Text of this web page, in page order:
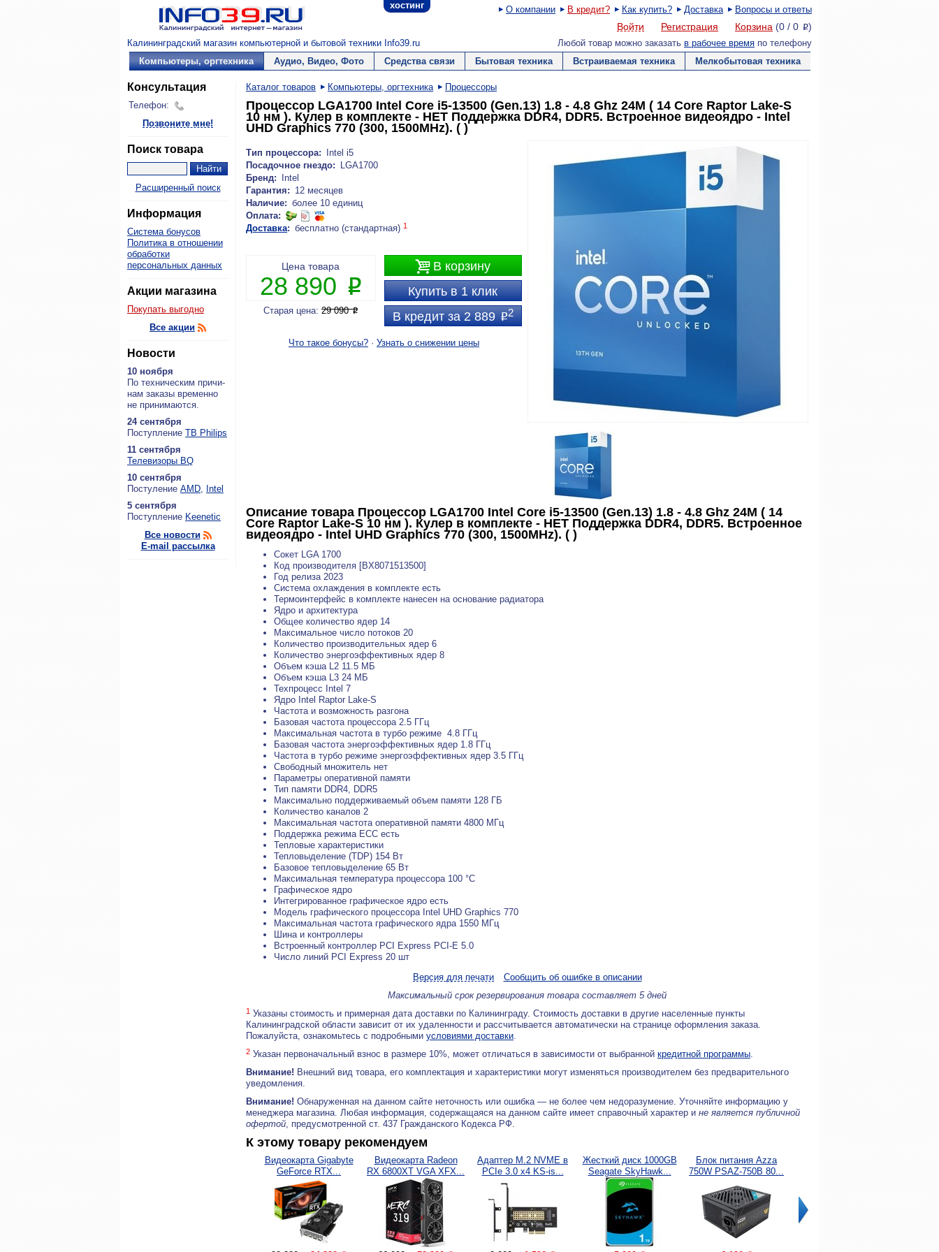
хостинг О компании В кредит? Как купить? Доставка Вопросы и ответы
Войти Регистрация Корзина (0 / 0 P)
Калининградский магазин компьютерной и бытовой техники Info39.ru Любой товар можно заказать в рабочее время по телефону
Компьютеры, оргтехника
Аудио, Видео, Фото Средства связи Бытовая техника Встраиваемая техника Мелкобытовая техника
Консультация
Телефон:
Позвоните мне!
Поиск товара
Расширенный поиск
Информация
Система бонусов
Политика в отношении
обработки
персональных данных
Акции магазина
Покупать выгодно
Все акции
Новости
10 ноября
По тех­ни­че­ским при­чи­
нам за­ка­зы вре­мен­но
не при­ни­ма­ют­ся.
24 сентября
По­ступ­ле­ние ТВ Philips
11 сентября
Теле­ви­зо­ры BQ
10 сентября
По­сту­ле­ние AMD, Intel
5 сентября
По­ступ­ле­ние Keenetic
Все новости
E-mail рассылка
Каталог товаров Компьютеры, оргтехника Процессоры
Процессор LGA1700 Intel Core i5-13500 (Gen.13) 1.8 - 4.8 Ghz 24M ( 14 Core Raptor Lake-S
10 нм ). Кулер в комплекте - НЕТ Поддержка DDR4, DDR5. Встроенное видеоядро - Intel
UHD Graphics 770 (300, 1500MHz). ( )
Тип процессора:
Intel i5
Посадочное гнездо:
LGA1700
Бренд:
Intel
Гарантия: 12 месяцев
Наличие: более 10 единиц
Оплата:
Доставка: бесплатно (стандартная) 1
В корзину
Купить в 1 клик
В кредит за 2 889P2
Цена товара
28 890 P
Старая цена:29 090P
Что такое бонусы? · Узнать о снижении цены
Описание товара Процессор LGA1700 Intel Core i5-13500 (Gen.13) 1.8 - 4.8 Ghz 24M ( 14
Core Raptor Lake-S 10 нм ). Кулер в комплекте - НЕТ Поддержка DDR4, DDR5. Встроенное
видеоядро - Intel UHD Graphics 770 (300, 1500MHz). ( )
Сокет LGA 1700
Код производителя [BX8071513500]
Год релиза 2023
Система охлаждения в комплекте есть
Термоинтерфейс в комплекте нанесен на основание радиатора
Ядро и архитектура
Общее количество ядер 14
Максимальное число потоков 20
Количество производительных ядер 6
Количество энергоэффективных ядер 8
Объем кэша L2 11.5 МБ
Объем кэша L3 24 МБ
Техпроцесс Intel 7
Ядро Intel Raptor Lake-S
Частота и возможность разгона
Базовая частота процессора 2.5 ГГц
Максимальная частота в турбо режиме 4.8 ГГц
Базовая частота энергоэффективных ядер 1.8 ГГц
Частота в турбо режиме энергоэффективных ядер 3.5 ГГц
Свободный множитель нет
Параметры оперативной памяти
Тип памяти DDR4, DDR5
Максимально поддерживаемый объем памяти 128 ГБ
Количество каналов 2
Максимальная частота оперативной памяти 4800 МГц
Поддержка режима ECC есть
Тепловые характеристики
Тепловыделение (TDP) 154 Вт
Базовое тепловыделение 65 Вт
Максимальная температура процессора 100 °C
Графическое ядро
Интегрированное графическое ядро есть
Модель графического процессора Intel UHD Graphics 770
Максимальная частота графического ядра 1550 МГц
Шина и контроллеры
Встроенный контроллер PCI Express PCI-E 5.0
Число линий PCI Express 20 шт
Версия для печати
Сообщить об ошибке в описании
Максимальный срок резервирования товара составляет 5 дней
1 Указаны стоимость и примерная дата доставки по Калининграду. Стоимость доставки в другие населенные пункты
Калининградской области зависит от их удаленности и рассчитывается автоматически на странице оформления заказа.
Пожалуйста, ознакомьтесь с подробными условиями доставки.
2 Указан первоначальный взнос в размере 10%, может отличаться в зависимости от выбранной кредитной программы.
Внимание! Внешний вид товара, его комплектация и характеристики могут изменяться производителем без предварительного
уведомления.
Внимание! Обнаруженная на данном сайте неточность или ошибка — не более чем недоразумение. Уточняйте информацию у
менеджера магазина. Любая информация, содержащаяся на данном сайте имеет справочный характер и не является публичной
офертой, предусмотренной ст. 437 Гражданского Кодекса РФ.
К этому товару рекомендуем
Видеокарта Gigabyte
GeForce RTX...
Видеокарта Radeon
RX 6800XT VGA XFX...
Адаптер M.2 NVME в
PCIe 3.0 x4 KS-is...
Жесткий диск 1000GB
Seagate SkyHawk...
Блок питания Azza
750W PSAZ-750B 80...